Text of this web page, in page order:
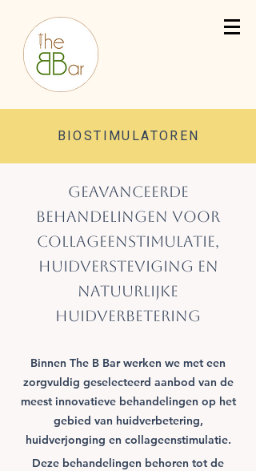
BIOSTIMULATOREN
Geavanceerde
behandelingen voor
collageenstimulatie,
huidversteviging en
natuurlijke
huidverbetering
Binnen The B Bar werken we met een
zorgvuldig geselecteerd aanbod van de
meest innovatieve behandelingen op het
gebied van huidverbetering,
huidverjonging en collageenstimulatie.
Deze behandelingen behoren tot de